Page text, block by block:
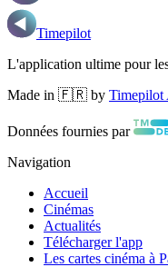
Timepilot
L'application ultime pour
Made in 🇫🇷 by Timepilot
Données fournies par
Navigation
Accueil
Cinémas
Actualités
Télécharger l'app
Les cartes cinéma à